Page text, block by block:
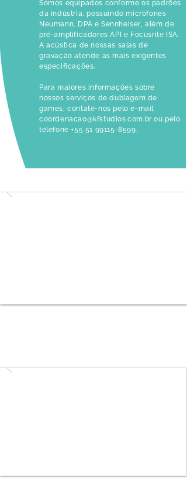
Somos equipados conforme os padrões
da indústria, possuindo microfones
Neumann, DPA e Sennheiser, além de
pré-amplificadores API e Focusrite ISA.
A acústica de nossas salas de
gravação atende às mais exigentes
especificações.
Para maiores informações sobre
nossos serviços de dublagem de
games, contate-nos pelo e-mail
coordenacao@kfstudios.com.br ou pelo
telefone+55 51 99115-8599.